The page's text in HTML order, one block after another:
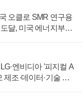
오클로 SMR 연구용
달, 미국 에너지부
엔비디아 '피지컬 A
제조·데이터·기술 결